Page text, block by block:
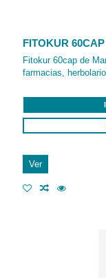
FITOKUR 60CAP
Fitokur 60cap de
farmacias,
Ver